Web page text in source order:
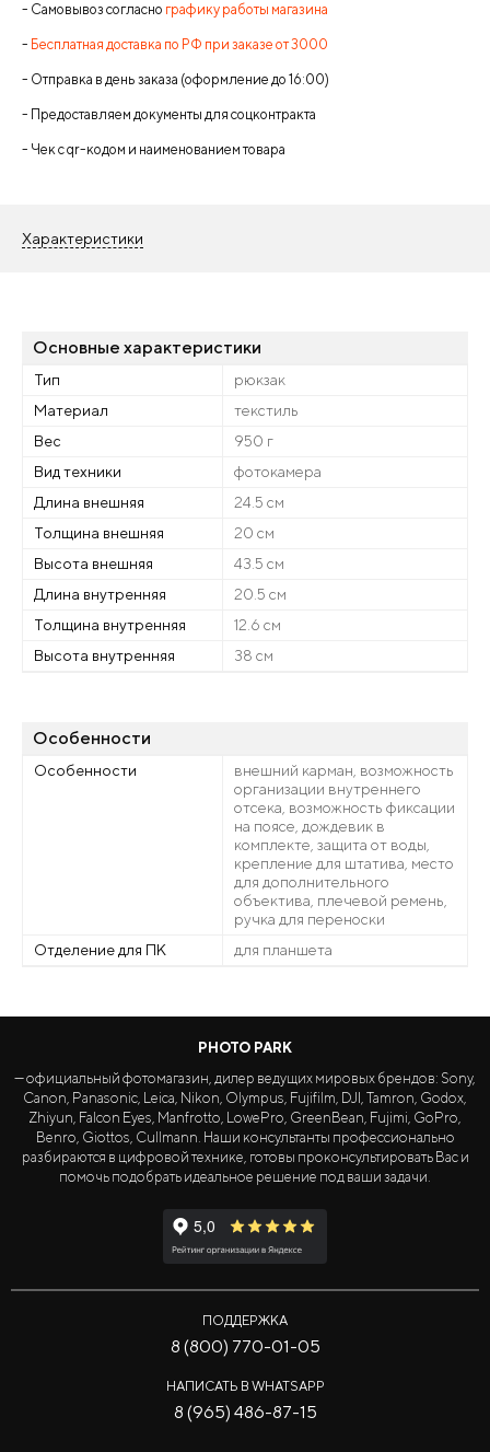
- Самовывоз согласно графику работы магазина
- Бесплатная доставка по РФ при заказе от 3000
- Отправка в день заказа (оформление до 16:00)
- Предоставляем документы для соцконтракта
- Чек с qr-кодом и наименованием товара
Характеристики
Основные характеристики
Тип
рюкзак
Материал
текстиль
Вес
950 г
Вид техники
фотокамера
Длина внешняя
24.5 см
Толщина внешняя
20 см
Высота внешняя
43.5 см
Длина внутренняя
20.5 см
Толщина внутренняя
12.6 см
Высота внутренняя
38 см
Особенности
Особенности
внешний карман, возможность
организации внутреннего
отсека, возможность фиксации
на поясе, дождевик в
комплекте, защита от воды,
крепление для штатива, место
для дополнительного
объектива, плечевой ремень,
ручка для переноски
Отделение для ПК
для планшета
PHOTO PARK
— официальный фотомагазин, дилер ведущих мировых брендов: Sony,
Canon, Panasonic, Leica, Nikon, Olympus, Fujifilm, DJI, Tamron, Godox,
Zhiyun, Falcon Eyes, Manfrotto, LowePro, GreenBean, Fujimi, GoPro,
Benro, Giottos, Cullmann. Наши консультанты профессионально
разбираются в цифровой технике, готовы проконсультировать Вас и
помочь подобрать идеальное решение под ваши задачи.
ПОДДЕРЖКА
8 (800) 770-01-05
НАПИСАТЬ В WHATSAPP
8 (965) 486-87-15